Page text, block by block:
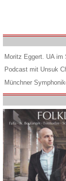
Moritz Eggert. UA im
Podcast mit Unsuk
Münchner